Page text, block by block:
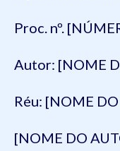
Proc. nº.
Autor: [NOME
Réu: [NOME
[NOME DO